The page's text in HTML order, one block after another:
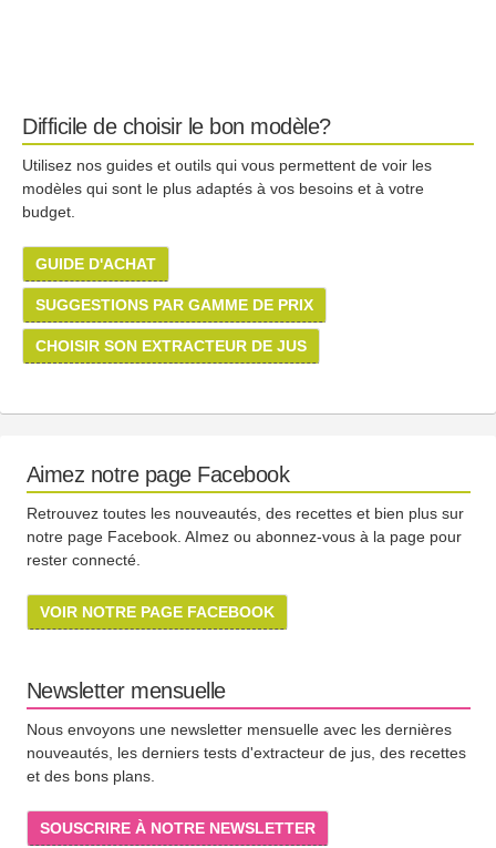
Difficile de choisir le bon modèle?
Utilisez nos guides et outils qui vous permettent de voir les
modèles qui sont le plus adaptés à vos besoins et à votre
budget.
GUIDE D'ACHAT
SUGGESTIONS PAR GAMME DE PRIX
CHOISIR SON EXTRACTEUR DE JUS
Aimez notre page Facebook
Retrouvez toutes les nouveautés, des recettes et bien plus sur
notre page Facebook. AImez ou abonnez-vous à la page pour
rester connecté.
VOIR NOTRE PAGE FACEBOOK
Newsletter mensuelle
Nous envoyons une newsletter mensuelle avec les dernières
nouveautés, les derniers tests d'extracteur de jus, des recettes
et des bons plans.
SOUSCRIRE À NOTRE NEWSLETTER